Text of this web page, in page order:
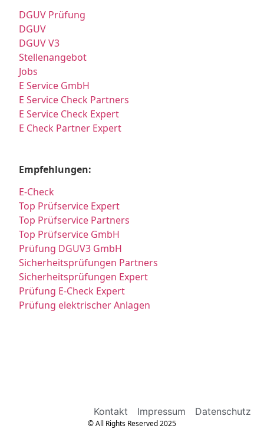
DGUV Prüfung
DGUV
DGUV V3
Stellenangebot
Jobs
E Service GmbH
E Service Check Partners
E Service Check Expert
E Check Partner Expert
Empfehlungen:
E-Check
Top Prüfservice Expert
Top Prüfservice Partners
Top Prüfservice GmbH
Prüfung DGUV3 GmbH
Sicherheitsprüfungen Partners
Sicherheitsprüfungen Expert
Prüfung E-Check Expert
Prüfung elektrischer Anlagen
Kontakt Impressum Datenschutz
© All Rights Reserved 2025